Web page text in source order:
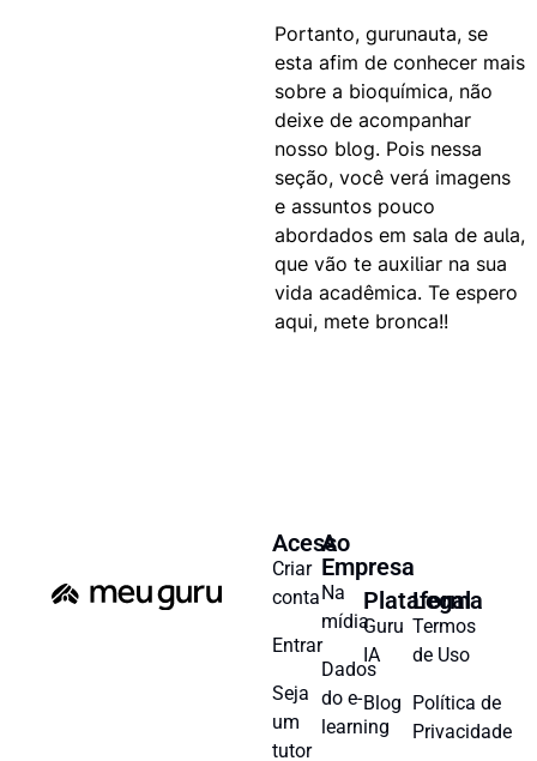
Portanto, gurunauta, se
esta afim de conhecer mais
sobre a bioquímica, não
deixe de acompanhar
nosso blog. Pois nessa
seção, você verá imagens
e assuntos pouco
abordados em sala de aula,
que vão te auxiliar na sua
vida acadêmica. Te espero
aqui, mete bronca!!
Acesso
Criar
conta
Entrar
Seja
um
tutor
A
Empresa
Na
mídia
Dados
do e-
learning
Plataforma
Guru
IA
Blog
Legal
Termos
de Uso
Política de
Privacidade